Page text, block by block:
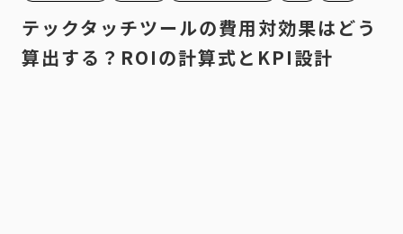
テックタッチツールの費用対効果はどう
算出する？ROIの計算式とKPI設計